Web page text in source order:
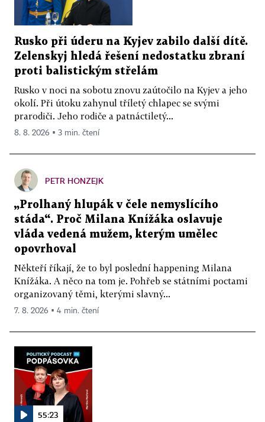
Rusko při úderu na Kyjev zabilo další dítě.
Zelenskyj hledá řešení nedostatku zbraní
proti balistickým střelám
Rusko v noci na sobotu znovu zaútočilo na Kyjev a jeho
okolí. Při útoku zahynul tříletý chlapec se svými
prarodiči. Jeho rodiče a patnáctiletý...
8. 8. 2026 ▪ 3 min. čtení
PETR HONZEJK
„Prolhaný hlupák v čele nemyslícího
stáda“. Proč Milana Knížáka oslavuje
vláda vedená mužem, kterým umělec
opovrhoval
Někteří říkají, že to byl poslední happening Milana
Knížáka. A něco na tom je. Pohřeb se státními poctami
organizovaný těmi, kterými slavný...
7. 8. 2026 ▪ 4 min. čtení
55:23